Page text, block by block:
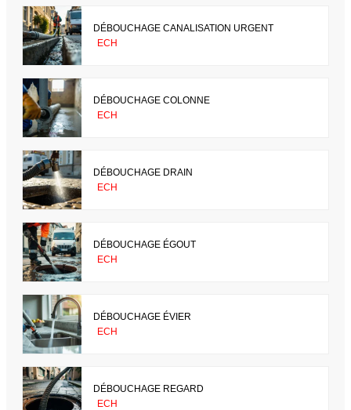
DÉBOUCHAGE CANALISATION URGENT
ECH
DÉBOUCHAGE COLONNE
ECH
DÉBOUCHAGE DRAIN
ECH
DÉBOUCHAGE ÉGOUT
ECH
DÉBOUCHAGE ÉVIER
ECH
DÉBOUCHAGE REGARD
ECH